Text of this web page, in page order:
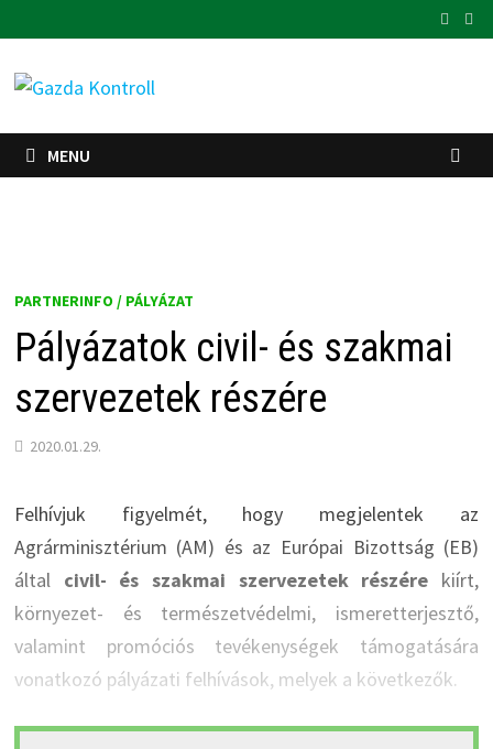
to
content
MENU
PARTNERINFO / PÁLYÁZAT
Pályázatok civil- és szakmai
szervezetek részére
2020.01.29.
Felhívjuk figyelmét, hogy megjelentek az
Agrárminisztérium (AM) és az Európai Bizottság (EB)
által civil- és szakmai szervezetek részére kiírt,
környezet- és természetvédelmi, ismeretterjesztő,
valamint promóciós tevékenységek támogatására
vonatkozó pályázati felhívások, melyek a következők.